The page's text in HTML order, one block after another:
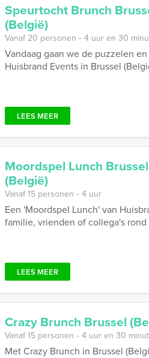
Speurtocht Brunch
(België)
Vanaf 20 personen ‐ 4 uur en 30
Vandaag gaan we de puzzelen
Huisbrand Events in Brussel
LEES MEER
Moordspel Lunch Brussel
(België)
Vanaf 15 personen ‐ 4 uur
Een 'Moordspel Lunch' van
familie, vrienden of collega's
LEES MEER
Crazy Brunch Brussel
Vanaf 15 personen ‐ 4 uur en 30
Met Crazy Brunch in Brussel